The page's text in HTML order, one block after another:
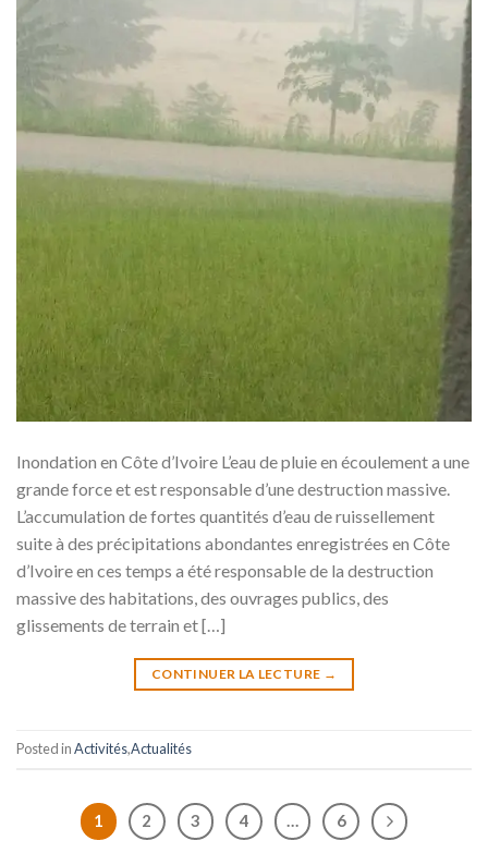
Inondation en Côte d’Ivoire L’eau de pluie en écoulement a une
grande force et est responsable d’une destruction massive.
L’accumulation de fortes quantités d’eau de ruissellement
suite à des précipitations abondantes enregistrées en Côte
d’Ivoire en ces temps a été responsable de la destruction
massive des habitations, des ouvrages publics, des
glissements de terrain et […]
CONTINUER LA LECTURE →
Posted inActivités,Actualités
1 2 3 4 … 6